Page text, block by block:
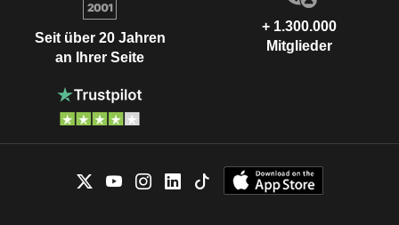
Seit über 20 Jahren
an Ihrer Seite
+ 1.300.000
Mitglieder